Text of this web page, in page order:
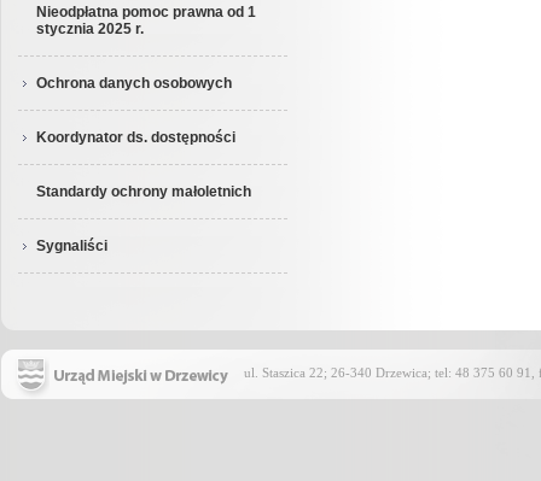
Nieodpłatna pomoc prawna od 1
stycznia 2025 r.
Ochrona danych osobowych
Koordynator ds. dostępności
Standardy ochrony małoletnich
Sygnaliści
ul. Staszica 22; 26-340 Drzewica; tel: 48 375 60